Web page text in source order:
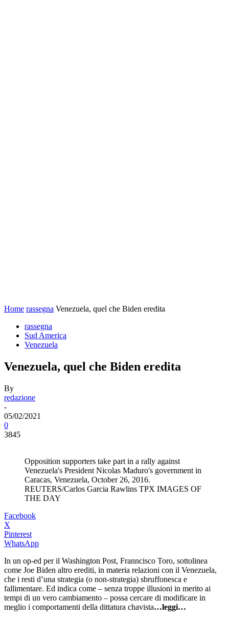
Home rassegna Venezuela, quel che Biden eredita
rassegna
Sud America
Venezuela
Venezuela, quel che Biden eredita
By
redazione
-
05/02/2021
0
3845
Opposition supporters take part in a rally against
Venezuela's President Nicolas Maduro's government in
Caracas, Venezuela, October 26, 2016.
REUTERS/Carlos Garcia Rawlins TPX IMAGES OF
THE DAY
Facebook
X
Pinterest
WhatsApp
In un op-ed per il Washington Post, Franncisco Toro, sottolinea
come Joe Biden altro erediti, in materia relazioni con il Venezuela,
che i resti d’una strategia (o non-strategia) sbruffonesca e
fallimentare. Ed indica come – senza troppe illusioni in merito ai
tempi di un vero cambiamento – possa cercare di modificare in
meglio i comportamenti della dittatura chavista…leggi…